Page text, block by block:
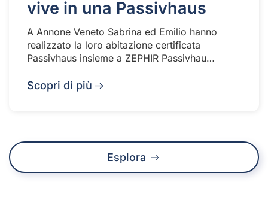
vive in una Passivhaus
A Annone Veneto Sabrina ed Emilio hanno
realizzato la loro abitazione certificata
Passivhaus insieme a ZEPHIR Passivhau…
Scopri di più
Esplora